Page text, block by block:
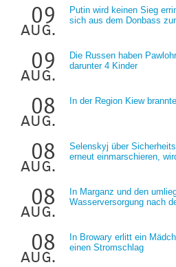
09
aug.
Putin wird keinen Sieg
sich aus dem Donbass
09
aug.
Die Russen haben
darunter 4 Kinder
08
aug.
In der Region Kiew
08
aug.
Selenskyj über
erneut einmarschieren,
08
aug.
In Marganz und den
Wasserversorgung nach
08
aug.
In Browary erlitt ein
einen Stromschlag